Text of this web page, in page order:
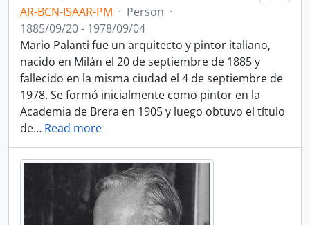
AR-BCN-ISAAR-PM · Person ·
1885/09/20 - 1978/09/04
Mario Palanti fue un arquitecto y pintor italiano,
nacido en Milán el 20 de septiembre de 1885 y
fallecido en la misma ciudad el 4 de septiembre de
1978. Se formó inicialmente como pintor en la
Academia de Brera en 1905 y luego obtuvo el título
de… Read more